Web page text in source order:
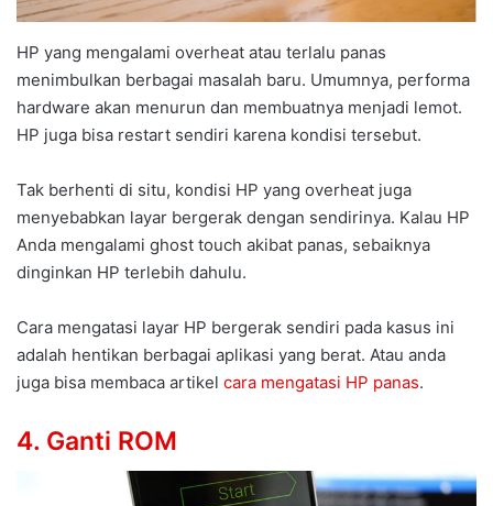
HP yang mengalami overheat atau terlalu panas
menimbulkan berbagai masalah baru. Umumnya, performa
hardware akan menurun dan membuatnya menjadi lemot.
HP juga bisa restart sendiri karena kondisi tersebut.
Tak berhenti di situ, kondisi HP yang overheat juga
menyebabkan layar bergerak dengan sendirinya. Kalau HP
Anda mengalami ghost touch akibat panas, sebaiknya
dinginkan HP terlebih dahulu.
Cara mengatasi layar HP bergerak sendiri pada kasus ini
adalah hentikan berbagai aplikasi yang berat. Atau anda
juga bisa membaca artikel cara mengatasi HP panas.
4. Ganti ROM